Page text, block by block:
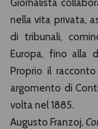
Giornalista
nella vita privata,
di tribunali,
Europa, fino alla
Proprio il
argomento di
volta nel 1885.
Augusto Franzoj,